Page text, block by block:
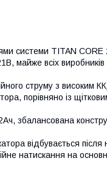
системи TITAN
майже всіх виробників
струму з високим
порівняно із
збалансована
відбувається після
натискання на